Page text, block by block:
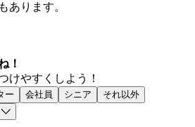
あります。
！
けやすくしよう！
ー 会社員 シニア
それ以外